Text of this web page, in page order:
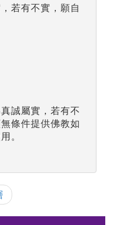
若有不實，願自
誠屬實，若有不
條件提供佛教如
。